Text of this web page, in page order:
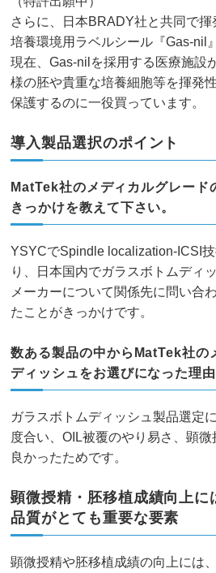
さらに、日本BRADY社と共同で
培養環境用ラベルシール『Gas-nil
現在、Gas-nilを採用する医療施設
様の胚や貴重な培養細胞等を揮発
保護するのに一役買っています。
導入製品選択のポイント
MatTek社のメディカルグレード
きっかけを教えて下さい。
YSYCでSpindle localization-ICSI
り、日本国内でガラスボトムディ
メーカーについて関係先に問い合
たことがきっかけです。
数ある製品の中からMatTek社の
ディッシュをお選びになった理
ガラスボトムディッシュ製品選定
度合い、OIL被覆のやり易さ、顕
良かったためです。
顕微授精・胚移植成績向上に
品質がとても重要な要素
顕微授精や胚移植成績の向上には